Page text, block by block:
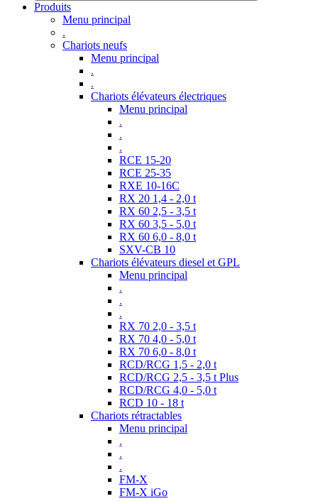
Produits
Menu principal
.
Chariots neufs
Menu principal
.
.
Chariots élévateurs électriques
Menu principal
.
.
.
RCE 15-20
RCE 25-35
RXE 10-16C
RX 20 1,4 - 2,0 t
RX 60 2,5 - 3,5 t
RX 60 3,5 - 5,0 t
RX 60 6,0 - 8,0 t
SXV-CB 10
Chariots élévateurs diesel et GPL
Menu principal
.
.
.
RX 70 2,0 - 3,5 t
RX 70 4,0 - 5,0 t
RX 70 6,0 - 8,0 t
RCD/RCG 1,5 - 2,0 t
RCD/RCG 2,5 - 3,5 t Plus
RCD/RCG 4,0 - 5,0 t
RCD 10 - 18 t
Chariots rétractables
Menu principal
.
.
.
FM-X
FM-X iGo